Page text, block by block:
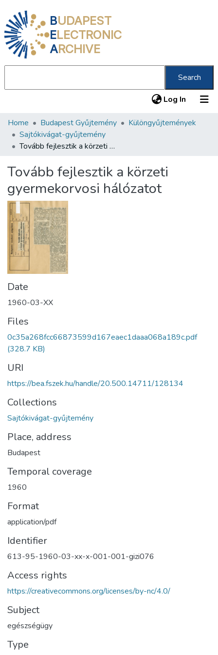
BUDAPEST
ELECTRONIC
ARCHIVE
Search
Log In (current)
Communities & Collections
All of DSpace
Home Budapest Gyűjtemény
Különgyűjtemények
Sajtókivágat-gyűjtemény
Tovább fejlesztik a körzeti gyermekorvosi hálózatot
Tovább fejlesztik a körzeti
gyermekorvosi hálózatot
Date
1960-03-XX
Files
0c35a268fcc66873599d167eaec1daaa068a189c.pdf
(328.7 KB)
URI
https://bea.fszek.hu/handle/20.500.14711/128134
Collections
Sajtókivágat-gyűjtemény
Place, address
Budapest
Temporal coverage
1960
Format
application/pdf
Identifier
613-95-1960-03-xx-x-001-001-gizi076
Access rights
https://creativecommons.org/licenses/by-nc/4.0/
Subject
egészségügy
Type